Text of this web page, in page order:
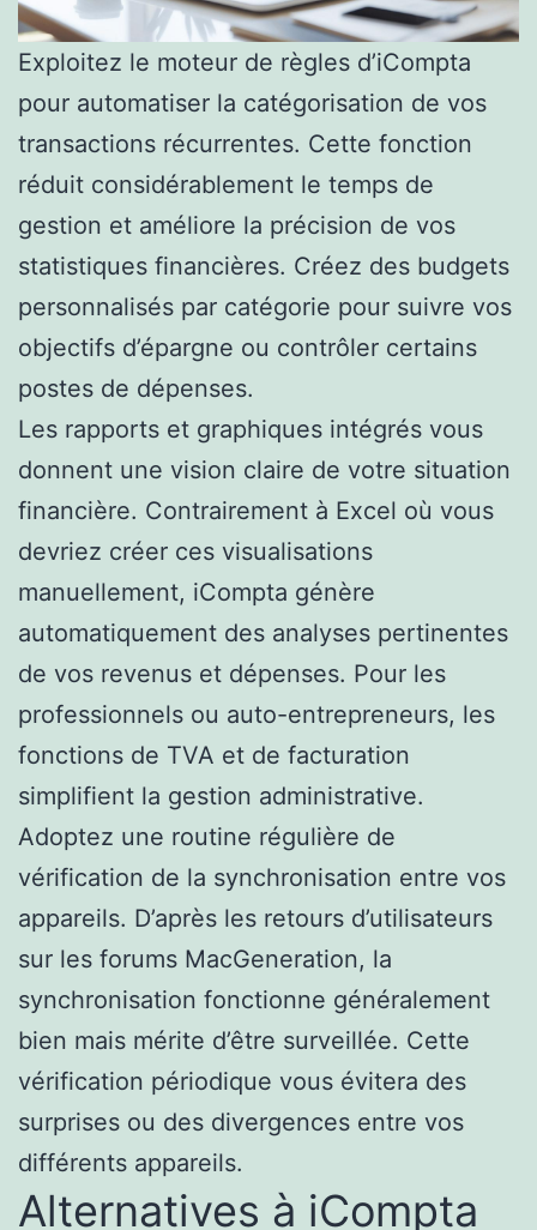
Exploitez le moteur de règles d’iCompta
pour automatiser la catégorisation de vos
transactions récurrentes. Cette fonction
réduit considérablement le temps de
gestion et améliore la précision de vos
statistiques financières. Créez des budgets
personnalisés par catégorie pour suivre vos
objectifs d’épargne ou contrôler certains
postes de dépenses.
Les rapports et graphiques intégrés vous
donnent une vision claire de votre situation
financière. Contrairement à Excel où vous
devriez créer ces visualisations
manuellement, iCompta génère
automatiquement des analyses pertinentes
de vos revenus et dépenses. Pour les
professionnels ou auto-entrepreneurs, les
fonctions de TVA et de facturation
simplifient la gestion administrative.
Adoptez une routine régulière de
vérification de la synchronisation entre vos
appareils. D’après les retours d’utilisateurs
sur les forums MacGeneration, la
synchronisation fonctionne généralement
bien mais mérite d’être surveillée. Cette
vérification périodique vous évitera des
surprises ou des divergences entre vos
différents appareils.
Alternatives à iCompta